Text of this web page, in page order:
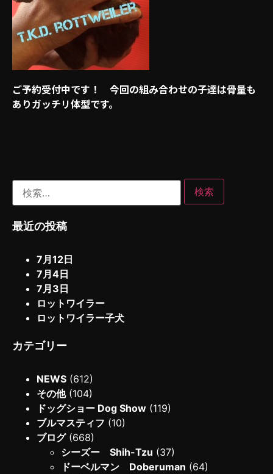
ご予約受付中です！ 今回の組み合わせの子達は骨量も
ありガッチリ体型です。
最近の投稿
7月12日
7月4日
7月3日
ロットワイラー
ロットワイラー子犬
カテゴリー
NEWS (612)
その他(104)
ドッグショー Dog Show (119)
ブルマスティフ (10)
ブログ(668)
シーズー Shih-Tzu (37)
ドーベルマン Doberuman (64)